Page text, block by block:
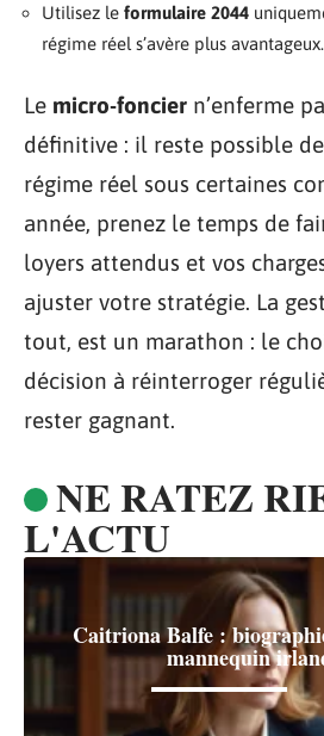
Utilisez le formulaire 2044
régime réel s’avère plus avantageux.
Le micro-foncier n’enferme
définitive : il reste possible
régime réel sous certaines
année, prenez le temps de
loyers attendus et vos
ajuster votre stratégie. La
tout, est un marathon : le
décision à réinterroger
rester gagnant.
NE RATEZ
L'ACTU
Caitriona Balfe :
mannequin